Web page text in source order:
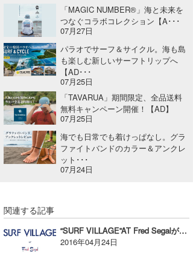
「MAGIC NUMBER®」海と未来を
つなぐコラボコレクション【A･･･
07月27日
パラオでサーフ＆サイクル。海も島
も楽しむ新しいサーフトリップへ
【AD･･･
07月25日
「TAVARUA」期間限定、全品送料
無料キャンペーン開催！【AD】
07月25日
海でも日常でも着けっぱなし。グラ
ファイトバンドのカラー＆アンクレ
ット･･･
07月24日
関連する記事
“SURF VILLAGE”AT Fred SegalがMARINE ＆ WALK YOKOHAMAにオープン！【広告】
2016年04月24日